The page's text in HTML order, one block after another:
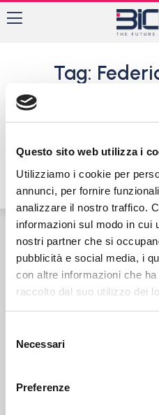
Questo sito web utilizza i
Utilizziamo i cookie per
annunci, per fornire
analizzare il nostro traffico.
informazioni sul modo in cui
nostri partner che si
pubblicità e social media, i
con altre informazioni che
raccolto dal suo utilizzo dei
delNecessari
Preferenze
Tag:
31